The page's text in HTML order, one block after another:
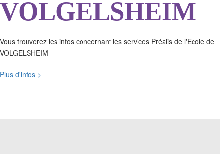
VOLGELSHEIM
Vous trouverez les infos concernant les services Préalis de l'Ecole de
VOLGELSHEIM
Plus d'infos >